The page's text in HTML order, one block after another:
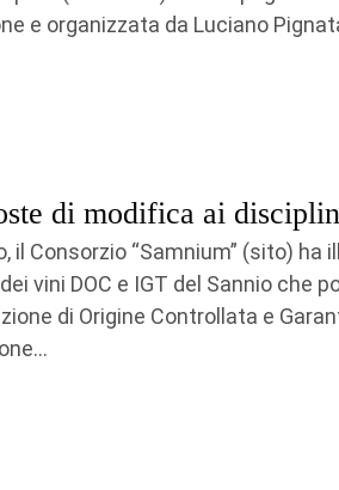
e organizzata da Luciano
di modifica ai
Consorzio “Samnium” (sito) ha
vini DOC e IGT del Sannio che
di Origine Controllata e